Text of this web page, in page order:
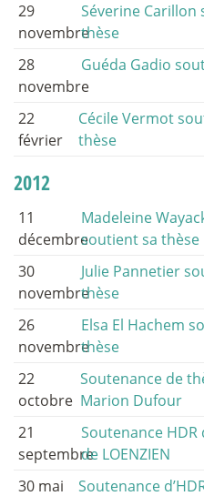
29
novembre
Séverine Carillon
thèse
28
novembre
Guéda Gadio
22
février
Cécile Vermot
thèse
2012
11
décembre
Madeleine
soutient sa thèse
30
novembre
Julie Pannetier
thèse
26
novembre
Elsa El Hachem
thèse
22
octobre
Soutenance de
Marion Dufour
21
septembre
Soutenance HDR
de LOENZIEN
30 mai
Soutenance